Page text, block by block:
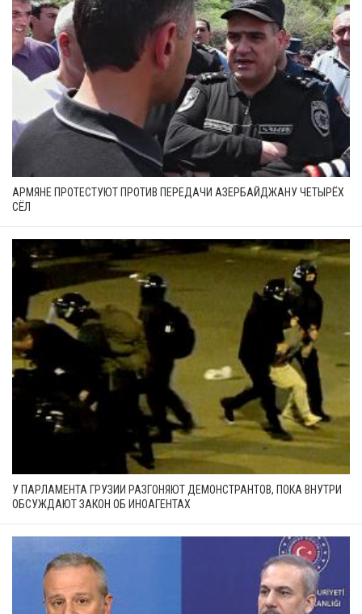
АРМЯНЕ ПРОТЕСТУЮТ ПРОТИВ ПЕРЕДАЧИ АЗЕРБАЙДЖАНУ ЧЕТЫРЁХ
СЁЛ
У ПАРЛАМЕНТА ГРУЗИИ РАЗГОНЯЮТ ДЕМОНСТРАНТОВ, ПОКА ВНУТРИ
ОБСУЖДАЮТ ЗАКОН ОБ ИНОАГЕНТАХ